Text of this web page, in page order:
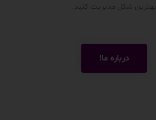
بهترین شکل مدیریت کنید.
درباره ما!